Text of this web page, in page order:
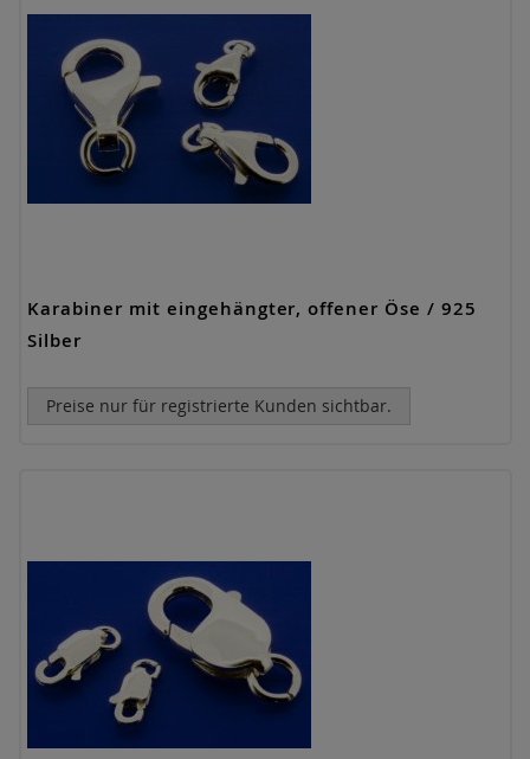
Karabiner mit eingehängter, offener Öse / 925
Silber
Preise nur für registrierte Kunden sichtbar.